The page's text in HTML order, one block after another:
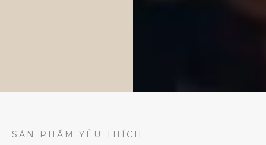
SẢN PHẨM YÊU THÍCH